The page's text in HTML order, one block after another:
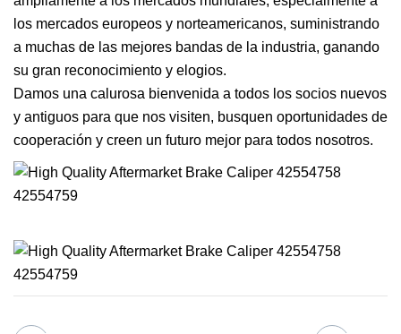
los mercados europeos y norteamericanos, suministrando
a muchas de las mejores bandas de la industria, ganando
su gran reconocimiento y elogios.
Damos una calurosa bienvenida a todos los socios nuevos
y antiguos para que nos visiten, busquen oportunidades de
cooperación y creen un futuro mejor para todos nosotros.